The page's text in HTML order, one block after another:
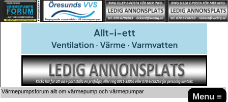
Menu ≡
Värmepumpsforum allt om värmepump och värmepumpar